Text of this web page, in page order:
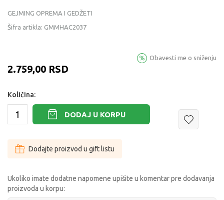
GEJMING OPREMA I GEDŽETI
Šifra artikla: GMMHAC2037
2.759,00 RSD
Obavesti me o sniženju
Količina:
DODAJ U KORPU
Dodajte proizvod u gift listu
Ukoliko imate dodatne napomene upišite u komentar pre dodavanja
proizvoda u korpu: